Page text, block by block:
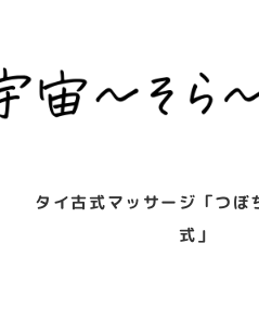
タイ古式マッサージ「つぼ
式」